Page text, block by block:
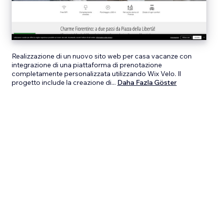
Chimica Italiana Lubrificanti
Realizzazione di un nuovo sito web per casa vacanze con
integrazione di una piattaforma di prenotazione
completamente personalizzata utilizzando Wix Velo. Il
progetto include la creazione di... Daha Fazla Göster